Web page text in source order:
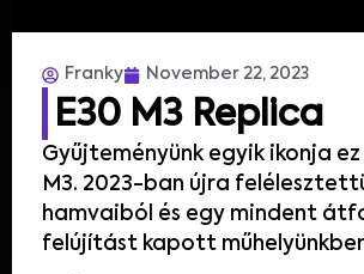
Franky November 22, 2023
E30 M3 Replica
Gyűjteményünk egyik ikonja
M3. 2023-ban újra
hamvaiból és egy mindent
felújítást kapott